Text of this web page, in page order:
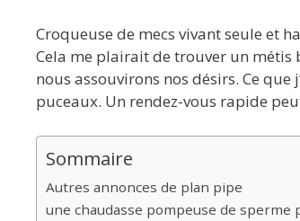
Croqueuse de mecs vivant seule et
Cela me plairait de trouver un métis
nous assouvirons nos désirs. Ce que
puceaux. Un rendez-vous rapide
Sommaire
Autres annonces de plan pipe
une chaudasse pompeuse de